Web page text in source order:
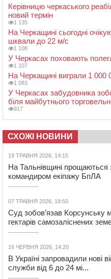
Керівницю черкаського
новий термін
1 135
На Черкащині сьогодні
шквали до 22 м/с
1 108
У Черкасах поховають
1 107
На Черкащині виграли 1 000
1 083
У Черкасах забудовника
біля майбутнього
917
СХОЖІ НОВИНИ
19 ТРАВНЯ 2026, 14:15
На Тальнівщині прощаються
командиром екіпажу БпЛА
07 ТРАВНЯ 2026, 18:50
Суд зобов’язав Корсунську
гектарів самозаліснених
16 ЧЕРВНЯ 2026, 14:20
В Україні запровадили нові
служби від 6 до 24 мі...